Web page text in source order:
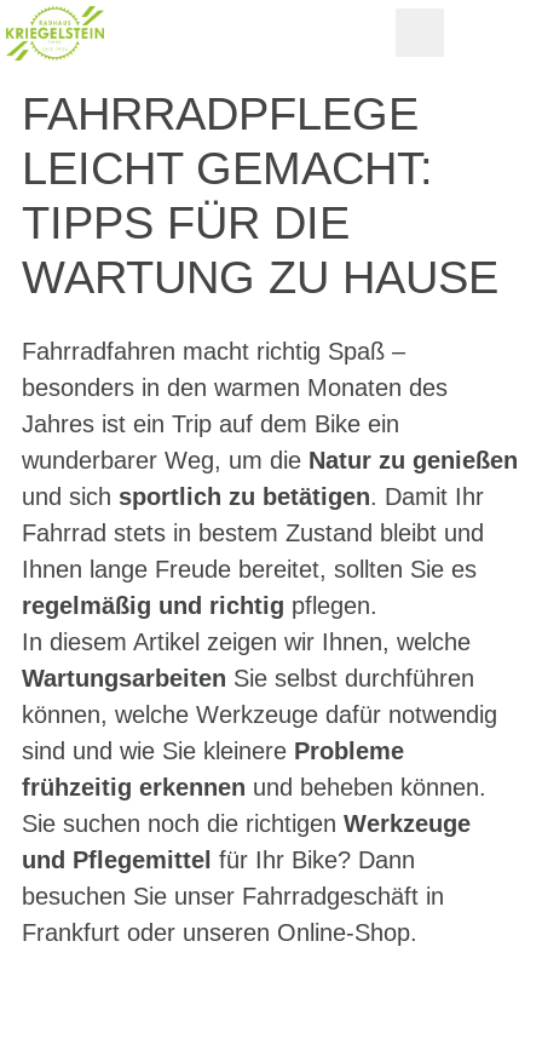
FAHRRADPFLEGE
LEICHT GEMACHT:
TIPPS FÜR DIE
WARTUNG ZU HAUSE
Fahrradfahren macht richtig Spaß –
besonders in den warmen Monaten des
Jahres ist ein Trip auf dem Bike ein
wunderbarer Weg, um die Natur zu genießen
und sich sportlich zu betätigen. Damit Ihr
Fahrrad stets in bestem Zustand bleibt und
Ihnen lange Freude bereitet, sollten Sie es
regelmäßig und richtig pflegen.
In diesem Artikel zeigen wir Ihnen, welche
Wartungsarbeiten Sie selbst durchführen
können, welche Werkzeuge dafür notwendig
sind und wie Sie kleinere Probleme
frühzeitig erkennen und beheben können.
Sie suchen noch die richtigen Werkzeuge
und Pflegemittel für Ihr Bike? Dann
besuchen Sie unser Fahrradgeschäft in
Frankfurt oder unseren Online-Shop.